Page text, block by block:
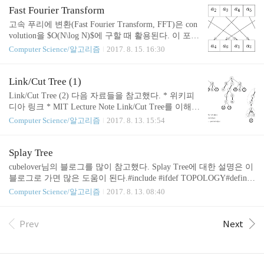
로, DP 테이블을 정의하면 \(O(K^3)\)의 시간복잡도
로 어렵지 않게 풀리는 문제다. 난이도는 solv..
ree의 루트인 경우에만 가능했다. 그러나 실제로 루
트가 아닌 노드를 붙이고 싶을 때도 있을 것이다. 이
를 위해서는 represented tree의 루트를 변경하는 작업
이 필요하다. 어떤 represented tree의 한 노드를 $v$라
고 했을 때, access($v$)를 하면 v에서 루트로 연결되
알아보았다. 그런데 여기서 주목할 점은 이 preferr..
Fast Fourier Transform
고속 푸리에 변환(Fast Fourier Transform, FFT)은 con
volution을 $O(N\log N)$에 구할 때 활용된다. 이 포스
트에서는 코드 자체보다도 FFT 알고리즘의 원리를
요한 개념이며 공학 분야에서도 중요하게 다루어진
다. 일반적으로 푸리에 변환은 함수를 함수로 보내는
변환인데, PS에서 활용되는 푸리에 변환은 수열을 수
orm, DFT)이다. 주기가 $N$인 수열 $\lbrace a_j\rbrace
1}$은 다음과 같이 정의된다..
Computer Science/알고리즘 2017. 8. 15. 16:30
Link/Cut Tree (1)
Link/Cut Tree (2) 다음 자료들을 참고했다. * 위키피
디아 링크 * MIT Lecture Note Link/Cut Tree를 이해하
거나 구현하기 위해서는 먼저 Splay Tree에 대한 이해
리하는 자료구조이다. 이 자료구조의 특징은, find_ro
ot(노드가 속한 트리의 루트), link(한 트리의 루트를
다른 트리의 노드로 연결), cut(루트가 아닌 노드와
부모 사이의 연결 제거) 연산을 모두 amortized $O(\lo
g N)$의 복잡도에 수행이 가능하다는 것이다. 앞서
각각의 트리를 represented tr..
Computer Science/알고리즘 2017. 8. 13. 15:54
Splay Tree
cubelover님의 블로그를 많이 참고했다. Splay Tree에 대한 설명은 이
블로그로 가면 많은 도움이 된다.#include #ifdef TOPOLOGY#define
debug(...) fprintf(stderr, __VA_ARGS__)#else#define debug(...)#endifusi
node(T k) { p = l = r = NULL; key = k; } node(T k, node *np) { l ..
Computer Science/알고리즘 2017. 8. 13. 08:40
Prev Next